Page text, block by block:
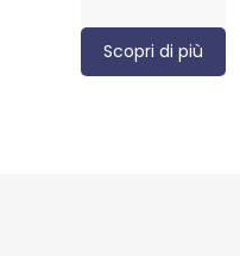
Scopri di più